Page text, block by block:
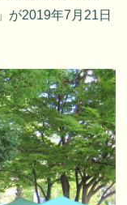
」が2019年7月21日